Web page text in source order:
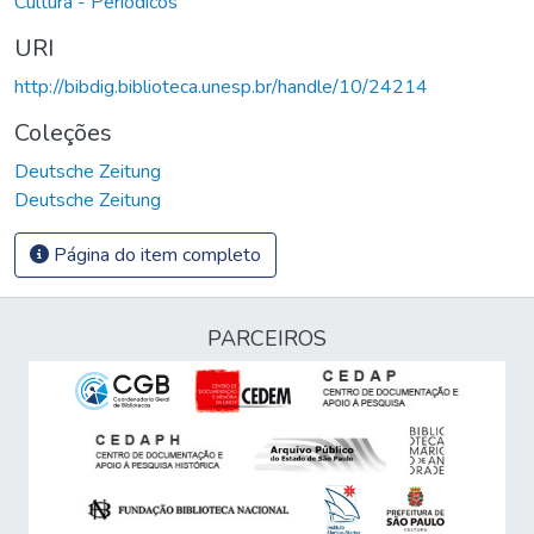
URI
http://bibdig.biblioteca.unesp.br/handle/10/24214
Coleções
Deutsche Zeitung
Deutsche Zeitung
Página do item completo
PARCEIROS